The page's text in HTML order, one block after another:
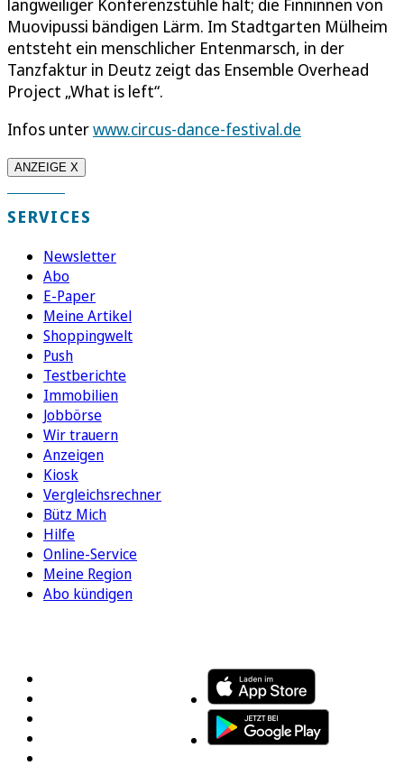
Muovipussi bändigen Lärm. Im Stadtgarten Mülheim
entsteht ein menschlicher Entenmarsch, in der
Tanzfaktur in Deutz zeigt das Ensemble Overhead
Project „What is left“.
Infos unterwww.circus-dance-festival.de
ANZEIGE X
SERVICES
Newsletter
Abo
E-Paper
Meine Artikel
Shoppingwelt
Push
Testberichte
Immobilien
Jobbörse
Wir trauern
Anzeigen
Kiosk
Vergleichsrechner
Bütz Mich
Hilfe
Online-Service
Meine Region
Abo kündigen